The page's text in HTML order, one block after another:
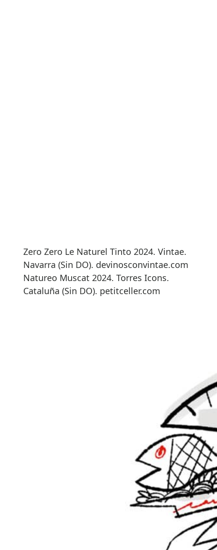
Zero Zero Le Naturel Tinto 2024. Vintae.
Navarra (Sin DO). devinosconvintae.com
Natureo Muscat 2024. Torres Icons.
Cataluña (Sin DO). petitceller.com